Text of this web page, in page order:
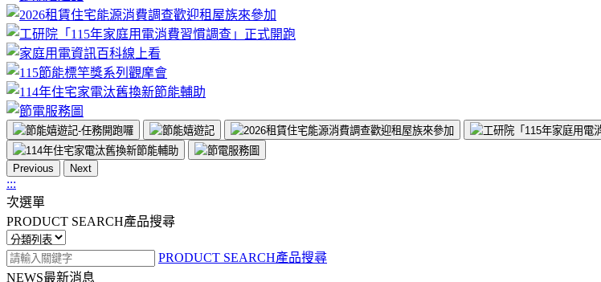
Previous Next
:::
次選單
PRODUCT SEARCH產品搜尋
PRODUCT SEARCH產品搜尋
NEWS最新消息